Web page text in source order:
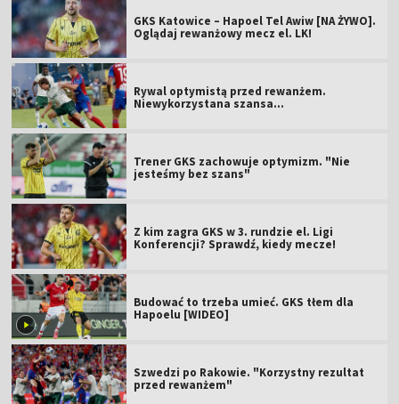
GKS Katowice – Hapoel Tel Awiw [NA ŻYWO].
Oglądaj rewanżowy mecz el. LK!
Rywal optymistą przed rewanżem.
Niewykorzystana szansa...
Trener GKS zachowuje optymizm. "Nie
jesteśmy bez szans"
Z kim zagra GKS w 3. rundzie el. Ligi
Konferencji? Sprawdź, kiedy mecze!
Budować to trzeba umieć. GKS tłem dla
Hapoelu [WIDEO]
Szwedzi po Rakowie. "Korzystny rezultat
przed rewanżem"